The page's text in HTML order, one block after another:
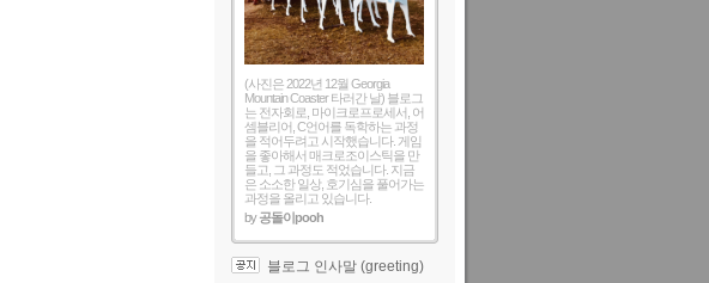
(사진은 2022년 12월 Georgia
Mountain Coaster 타러간 날) 블로그
는 전자회로, 마이크로프로세서, 어
셈블리어, C언어를 독학하는 과정
을 적어두려고 시작했습니다. 게임
을 좋아해서 매크로조이스틱을 만
들고, 그 과정도 적었습니다. 지금
은 소소한 일상, 호기심을 풀어가는
과정을 올리고 있습니다.
by공돌이pooh
블로그 인사말 (greeting)